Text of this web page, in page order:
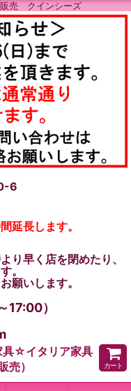
販売 クインシーズ
6
延長します。
り早く店を閉めたり、
。
願いします。
）
具☆イタリア家具
売）
カート